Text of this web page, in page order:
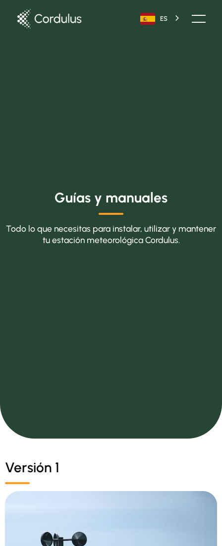
ES
Guías y manuales
Todo lo que necesitas para instalar, utilizar y mantener
tu estación meteorológica Cordulus.
Versión 1